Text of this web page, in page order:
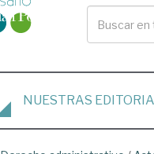
NUESTRAS